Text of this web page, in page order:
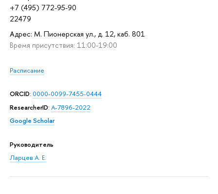
+7 (495) 772-95-90
22479
Адрес: М. Пионерская ул., д. 12, каб. 801
Время присутствия: 11:00-19:00
Расписание
ORCID: 0000-0099-7455-0444
ResearcherID: A-7896-2022
Google Scholar
Руководитель
Ларцев А. Е.